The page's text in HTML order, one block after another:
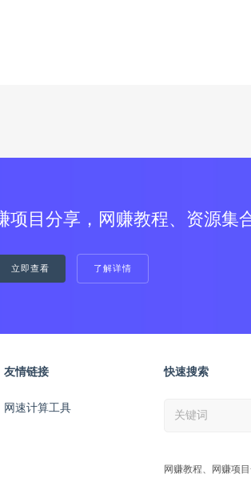
项目分享，网赚教程、资源集
立即查看 了解详情
友情链接
网速计算工具
快速搜索
网赚教程、网赚项